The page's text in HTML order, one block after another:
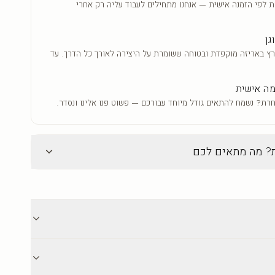
לפי הזמנה אישית — אנחנו מתחילים לעבוד עליה רק אחרי
באריזה מוקפדת ובטוחה ששומרת על היצירה לאורך כל הדרך. עד
אישית
נשמח להתאים גודל מיוחד עבורכם — פשוט פנו אלינו ונסדר.
מה מתאים לכם
עומק
קשר לכל שאלה לפני ואחרי הרכישה.